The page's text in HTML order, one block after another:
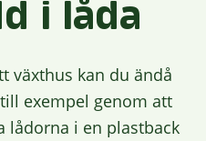
i låda
växthus kan du ändå
exempel genom att
lådorna i en plastback